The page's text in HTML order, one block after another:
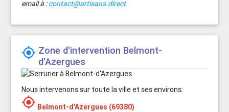
email à :contact@artisans.direct
 Zone d'intervention Belmont-
d'Azergues
Nous intervenons sur toute la ville et ses environs:
 Belmont-d'Azergues (69380)